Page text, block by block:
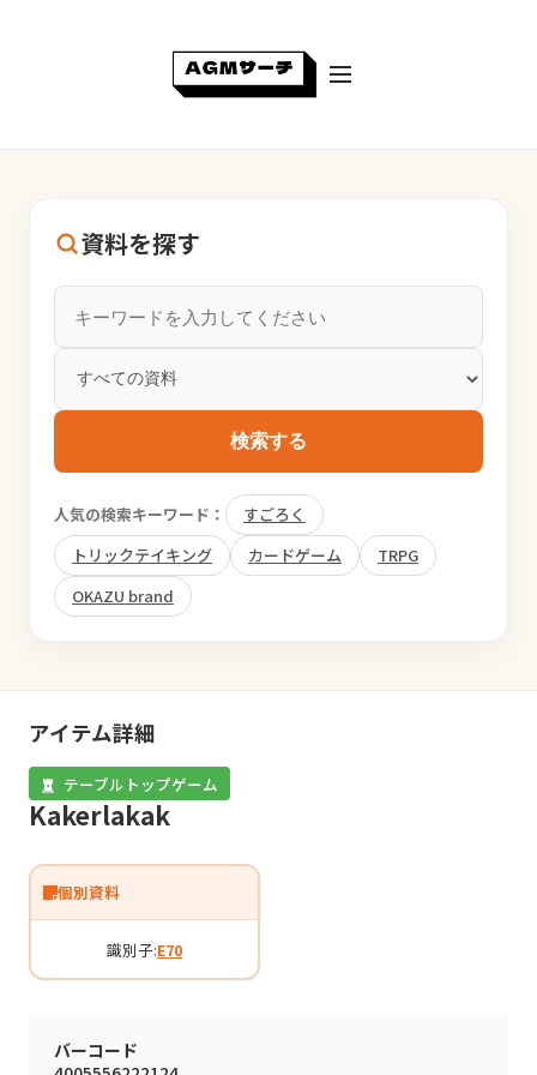
資料を探す
検索する
人気の検索キーワード：
すごろく
トリックテイキング
カードゲーム
TRPG
OKAZU brand
アイテム詳細
テーブルトップゲーム
Kakerlakak
個別資料
識別子:E70
バーコード